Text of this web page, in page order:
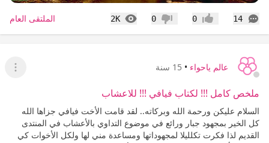
14
التعليقات إعجاب0 عدم إعجاب
0
2K
المشاهدات الملتقى العام
عالم ياحواء • 15 سنة
عرض
ملخص كامل !!! لكتاب فيافي !!! للاعشاب
السلام عليكن ورحمة الله وبركاته.. لقد قامت الأخت فيافي جزاها الله
كل الخير بمجهود جبار ورائع في موضوع التداوي بالأعشاب في المنتدى
القديم لذا فكرت تكلليلا لمجهوداتها ومساعدة مني لها ولكل الأخوات كي